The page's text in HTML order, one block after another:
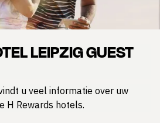
LEIPZIG GUEST
u veel informatie over uw
H Rewards hotels.